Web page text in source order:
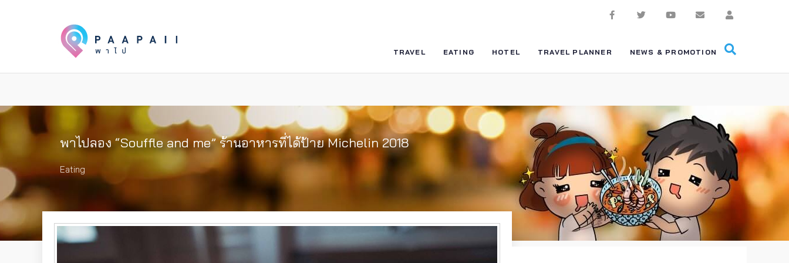
TRAVEL EATING HOTEL TRAVEL PLANNER NEWS & PROMOTION
พาไปลอง “Souffle and me” ร้านอาหารที่ได้ป้าย Michelin 2018
Eating